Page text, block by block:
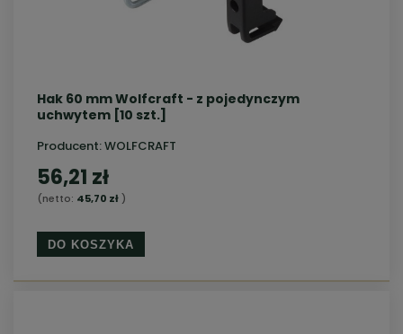
Hak 60 mm Wolfcraft - z pojedynczym
uchwytem [10 szt.]
Producent:WOLFCRAFT
56,21 zł
(netto: 45,70 zł)
DO KOSZYKA